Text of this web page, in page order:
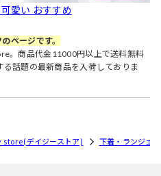
愛い おすすめ
ページです。
。商品代金11000円以上で送料無料
話題の最新商品を入荷しておりま
store(デイジーストア) 下着・ランジェ